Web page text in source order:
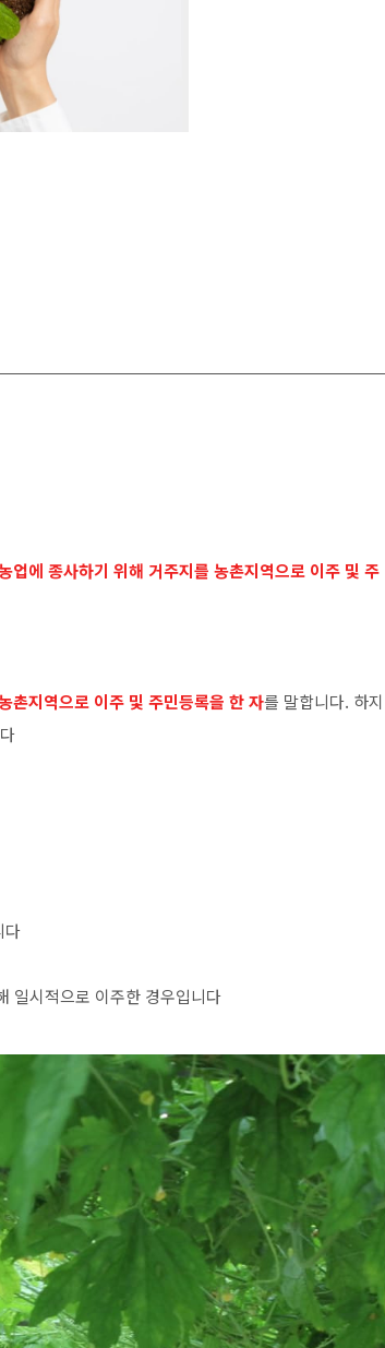
업에 종사하기 위해 거주지를 농촌지역으로 이주 및 주
촌지역으로 이주 및 주민등록을 한 자를 말합니다. 하지
다
일시적으로 이주한 경우입니다